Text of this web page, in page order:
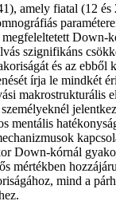
amely fiatal (12 és
Down-
szignifikáns
és az ebből
írja le mindkét
makrostrukturális
mentális
Down-kórnál
mértékben
mind a